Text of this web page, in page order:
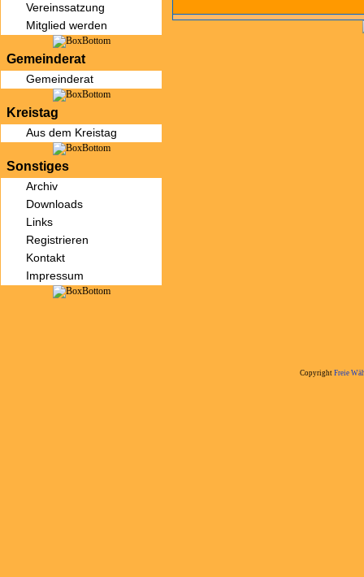
Vereinssatzung
Mitglied werden
Gemeinderat
Gemeinderat
Kreistag
Aus dem Kreistag
Sonstiges
Archiv
Downloads
Links
Registrieren
Kontakt
Impressum
Copyright Freie